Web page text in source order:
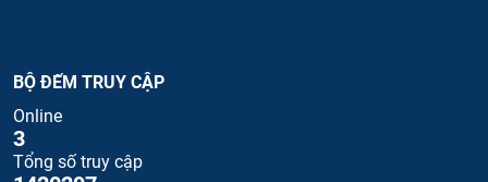
BỘ ĐẾM TRUY CẬP
Online
3
Tổng số truy cập